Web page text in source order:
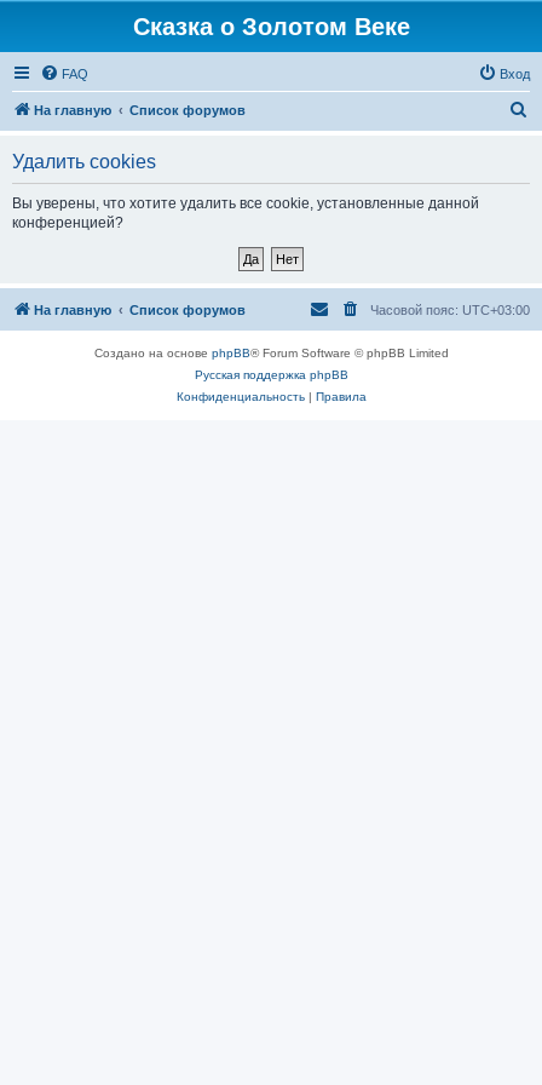
Сказка о Золотом Веке
FAQ Вход
На главную Список форумов
Удалить cookies
Вы уверены, что хотите удалить все cookie, установленные данной
конференцией?
На главную Список форумов Часовой пояс: UTC+03:00
Создано на основе phpBB® Forum Software © phpBB Limited
Русская поддержка phpBB
Конфиденциальность| Правила